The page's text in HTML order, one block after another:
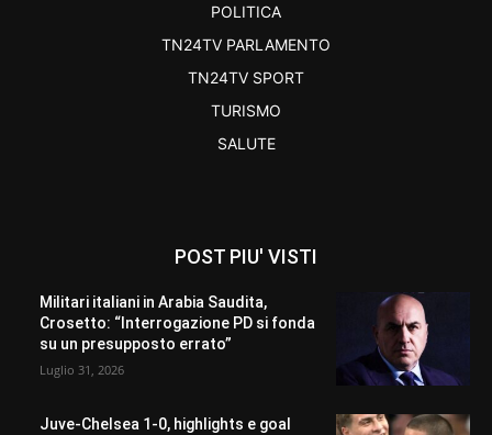
POLITICA
TN24TV PARLAMENTO
TN24TV SPORT
TURISMO
SALUTE
POST PIU' VISTI
Militari italiani in Arabia Saudita,
Crosetto: “Interrogazione PD si fonda
su un presupposto errato”
Luglio 31, 2026
Juve-Chelsea 1-0, highlights e goal